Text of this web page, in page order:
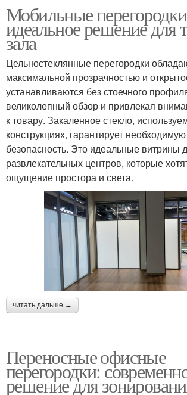
Мобильные
идеальное решение для
зала
Цельностеклянные перегородки
максимальной прозрачностью и
устанавливаются без стоечного
великолепный обзор и привлекая
к товару. Закаленное стекло,
конструкциях, гарантирует
безопасность. Это идеальные витрины
развлекательных центров, которые
ощущение простора и света.
читать дальше →
Переносные офисные
перегородки:
решение для